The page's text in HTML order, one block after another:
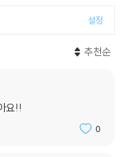
드물다는 사실이 놀랍다.
를 보고 배울 다른 개들이
하게 되진 않을까?”(-본문
이 실제적으로 중요하다고
설정
추천순
요!!
0